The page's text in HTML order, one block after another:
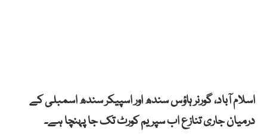
اسلام آباد، گورنر ہاؤس سندھ اور اسپیکر سندھ اسمبلی کے
درمیان جاری تنازع اب سپریم کورٹ تک جا پہنچا ہے۔